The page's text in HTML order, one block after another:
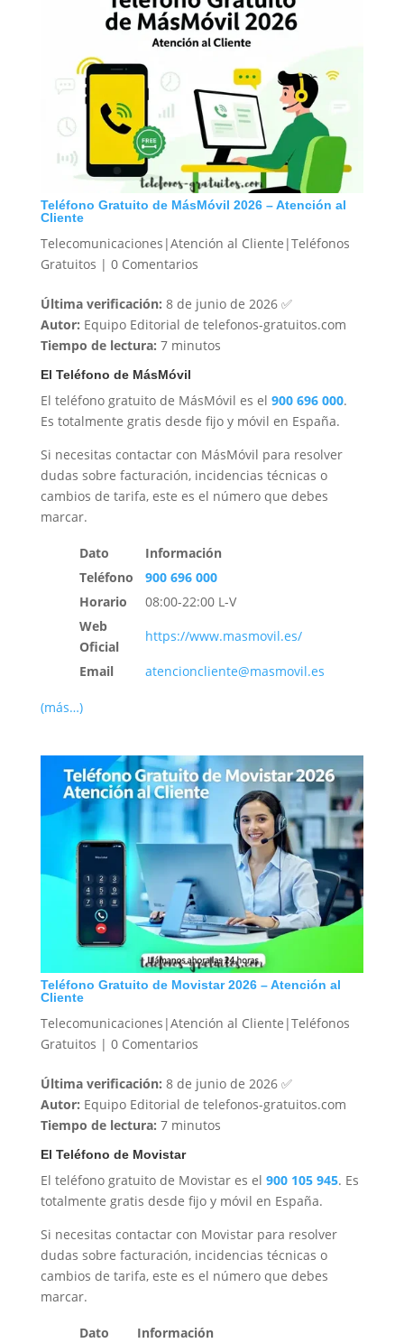
Teléfono Gratuito de MásMóvil 2026 – Atención al
Cliente
Telecomunicaciones|Atención al Cliente|Teléfonos
Gratuitos | 0 Comentarios
Última verificación: 8 de junio de 2026 ✅
Autor: Equipo Editorial de telefonos-gratuitos.com
Tiempo de lectura: 7 minutos
El Teléfono de MásMóvil
El teléfono gratuito de MásMóvil es el 900 696 000.
Es totalmente gratis desde fijo y móvil en España.
Si necesitas contactar con MásMóvil para resolver
dudas sobre facturación, incidencias técnicas o
cambios de tarifa, este es el número que debes
marcar.
Dato
Información
Teléfono
900 696 000
Horario
08:00-22:00 L-V
Web
Oficial
https://www.masmovil.es/
Email atencioncliente@masmovil.es
(más…)
Teléfono Gratuito de Movistar 2026 – Atención al
Cliente
Telecomunicaciones|Atención al Cliente|Teléfonos
Gratuitos | 0 Comentarios
Última verificación: 8 de junio de 2026 ✅
Autor: Equipo Editorial de telefonos-gratuitos.com
Tiempo de lectura: 7 minutos
El Teléfono de Movistar
El teléfono gratuito de Movistar es el 900 105 945. Es
totalmente gratis desde fijo y móvil en España.
Si necesitas contactar con Movistar para resolver
dudas sobre facturación, incidencias técnicas o
cambios de tarifa, este es el número que debes
marcar.
Dato
Información